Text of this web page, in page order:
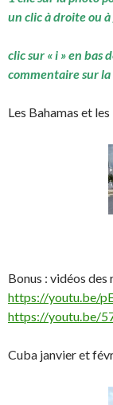
un clic à droite ou
clic sur « i » en bas
commentaire sur
Les Bahamas et
Bonus : vidéos des
https://youtu.be/
https://youtu.be/
Cuba janvier et